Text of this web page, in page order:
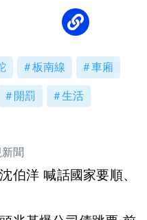
板南線 車廂
開罰 生活
聞
伯洋 喊話國家要順、